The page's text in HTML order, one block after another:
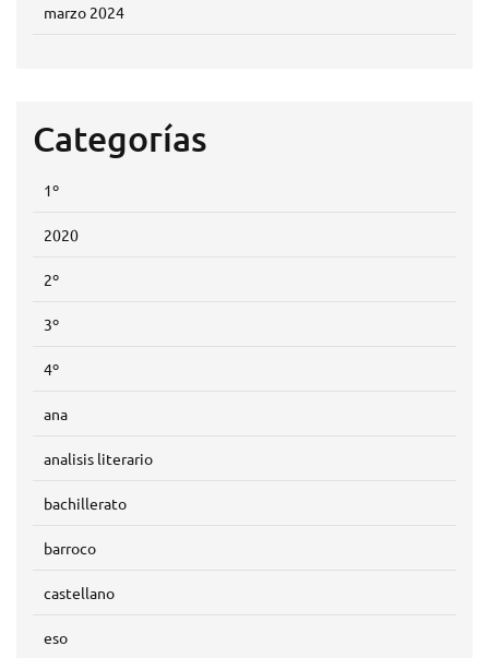
marzo 2024
Categorías
1º
2020
2º
3º
4º
ana
analisis literario
bachillerato
barroco
castellano
eso